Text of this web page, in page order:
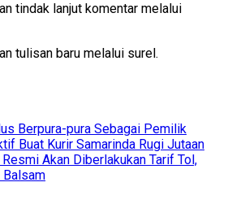
tindak lanjut komentar melalui
tulisan baru melalui surel.
Berpura-pura Sebagai Pemilik
Buat Kurir Samarinda Rugi Jutaan
Resmi Akan Diberlakukan Tarif Tol,
Balsam